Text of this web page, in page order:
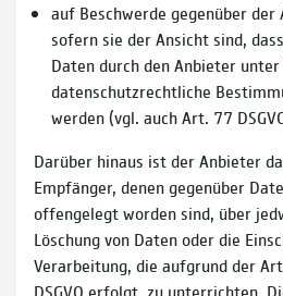
auf Beschwerde gegenüber der
sofern sie der Ansicht sind,
Daten durch den Anbieter
datenschutzrechtliche
werden (vgl. auch Art. 77
Darüber hinaus ist der Anbieter
Empfänger, denen gegenüber
offengelegt worden sind, über
Löschung von Daten oder die
Verarbeitung, die aufgrund der